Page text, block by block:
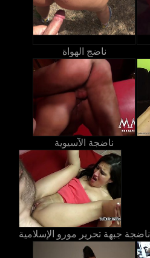
ناضج الهواة
ناضجة الآسيوية
ناضجة جبهة تحرير مورو الإسلامية